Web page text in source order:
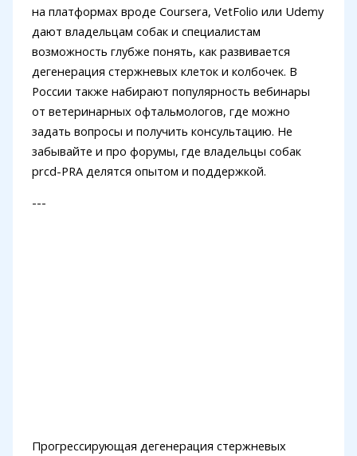
на платформах вроде Coursera, VetFolio или Udemy
дают владельцам собак и специалистам
возможность глубже понять, как развивается
дегенерация стержневых клеток и колбочек. В
России также набирают популярность вебинары
от ветеринарных офтальмологов, где можно
задать вопросы и получить консультацию. Не
забывайте и про форумы, где владельцы собак
prcd-PRA делятся опытом и поддержкой.
---
Прогрессирующая дегенерация стержневых